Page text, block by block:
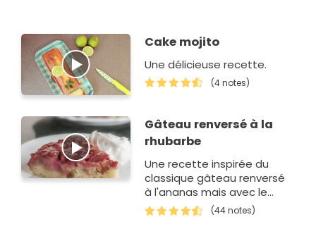
Cake mojito
Une délicieuse recette.
(4 notes)
Gâteau renversé à la
rhubarbe
Une recette inspirée du
classique gâteau renversé
à l'ananas mais avec le
"légume" de saison : la
rhubarbe.
(44 notes)